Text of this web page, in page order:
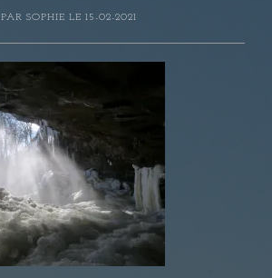
PAR SOPHIE LE 15-02-2021